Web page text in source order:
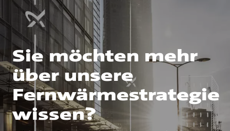
Sie möchten mehr
über unsere
Fernwärmestrategie
wissen?